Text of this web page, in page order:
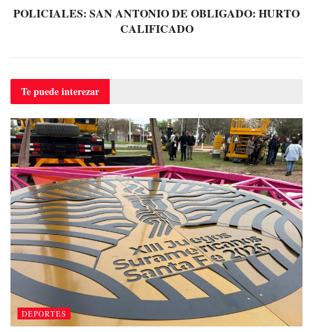
POLICIALES: SAN ANTONIO DE OBLIGADO: HURTO
CALIFICADO
Te puedeinterezar
DEPORTES